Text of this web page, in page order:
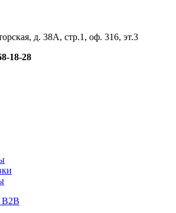
д. 38А, стр.1, оф. 316, эт.3
18-28